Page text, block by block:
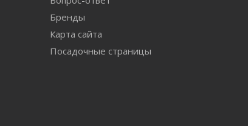
Бренды
Карта сайта
Посадочные страницы